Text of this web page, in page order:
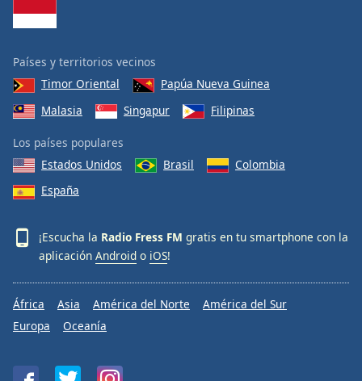
Países y territorios vecinos
Timor Oriental
Papúa Nueva Guinea
Malasia
Singapur Filipinas
Los países populares
Estados Unidos
Brasil
Colombia
España
¡Escucha la Radio Fress FM gratis en tu smartphone con la
aplicación Android o iOS!
África Asia América del Norte
América del Sur
Europa
Oceanía